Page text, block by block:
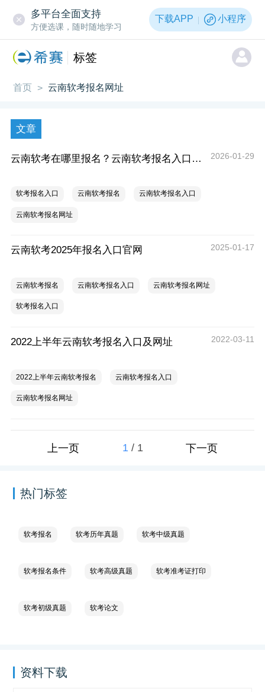
多平台全面支持
方便选课，随时随地学习
下载APP 小程序
标签
首页 > 云南软考报名网址
文章
云南软考在哪里报名？云南软考报名入口官网 2026-01-29
软考报名入口 云南软考报名 云南软考报名入口
云南软考报名网址
云南软考2025年报名入口官网 2025-01-17
云南软考报名 云南软考报名入口 云南软考报名网址
软考报名入口
2022上半年云南软考报名入口及网址 2022-03-11
2022上半年云南软考报名 云南软考报名入口
云南软考报名网址
上一页 1 / 1 下一页
热门标签
软考报名 软考历年真题 软考中级真题
软考报名条件 软考高级真题 软考准考证打印
软考初级真题 软考论文
资料下载